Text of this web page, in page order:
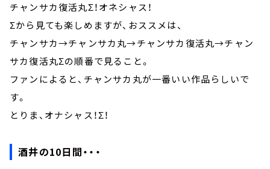
チャンサカ復活丸Σ！オネシャス！
Σから見ても楽しめますが、おススメは、
チャンサカ→チャンサカ丸→チャンサカ復活丸→チャン
サカ復活丸Σの順番で見ること。
ファンによると、チャンサカ丸が一番いい作品らしいで
す。
とりま、オナシャス！Σ！
酒井の10日間・・・